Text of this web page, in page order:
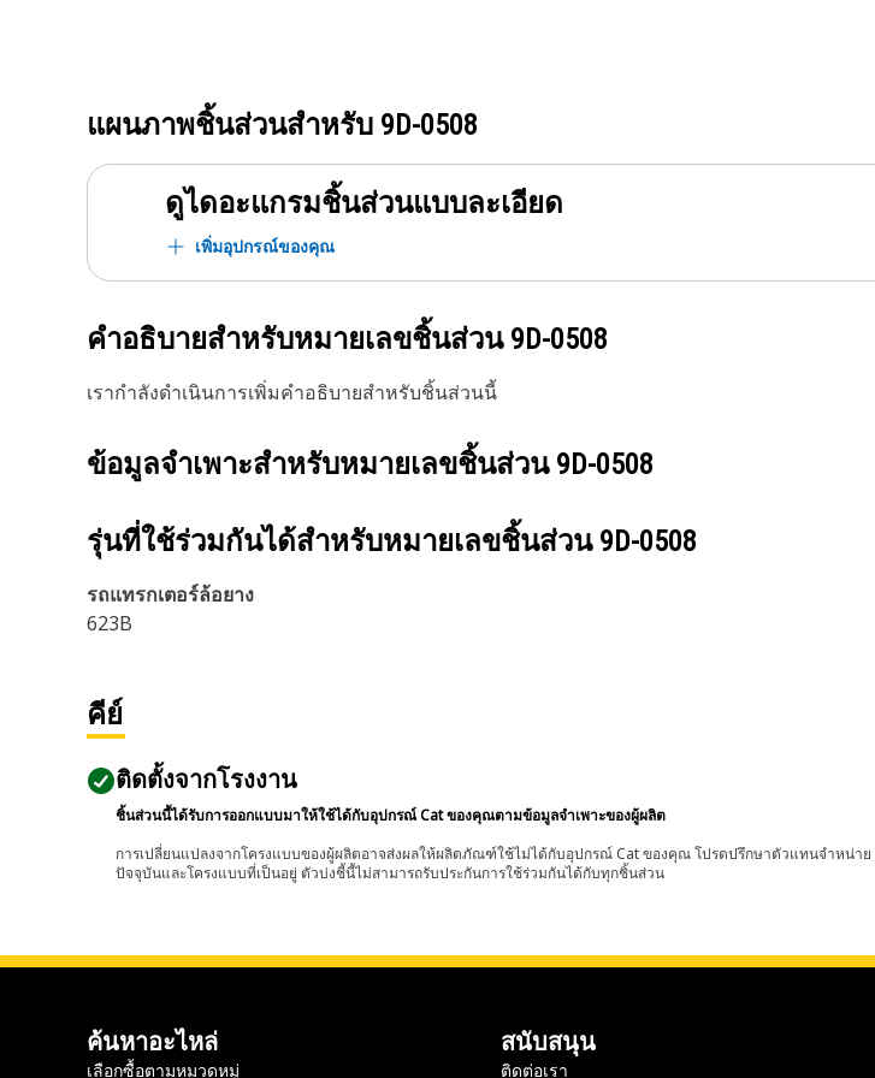
แผนภาพชิ้นส่วนสำหรับ 9D-0508
ดูไดอะแกรมชิ้นส่วนแบบละเอียด
เพิ่มอุปกรณ์ของคุณ
คำอธิบายสำหรับหมายเลขชิ้นส่วน 9D-0508
เรากำลังดำเนินการเพิ่มคำอธิบายสำหรับชิ้นส่วนนี้
ข้อมูลจำเพาะสำหรับหมายเลขชิ้นส่วน 9D-0508
รุ่นที่ใช้ร่วมกันได้สำหรับหมายเลขชิ้นส่วน 9D-0508
รถแทรกเตอร์ล้อยาง
623B
คีย์
ติดตั้งจากโรงงาน
ชิ้นส่วนนี้ได้รับการออกแบบมาให้ใช้ได้กับอุปกรณ์ Cat ของคุณตามข้อมูลจำเพาะของผู้ผลิต
การเปลี่ยนแปลงจากโครงแบบของผู้ผลิตอาจส่งผลให้ผลิตภัณฑ์ใช้ไม่ได้กับอุปกรณ์ Cat ของคุณ โปรดปรึกษาตัวแทนจำหน่
ปัจจุบันและโครงแบบที่เป็นอยู่ ตัวบ่งชี้นี้ไม่สามารถรับประกันการใช้ร่วมกันได้กับทุกชิ้นส่วน
ค้นหาอะไหล่
เลือกซื้อตามหมวดหมู่
สนับสนุน
ติดต่อเรา